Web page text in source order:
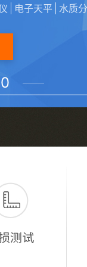
电子天平 水质